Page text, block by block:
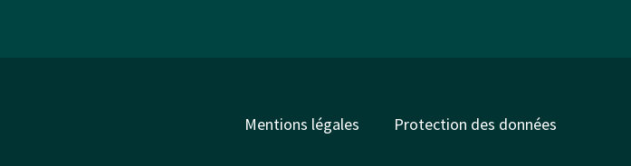
Mentions légales Protection des données